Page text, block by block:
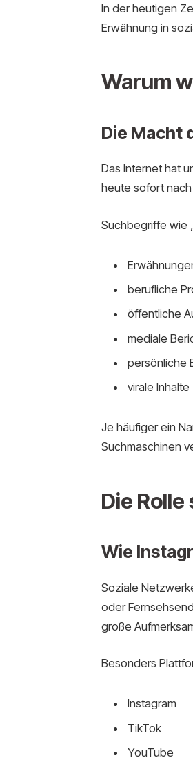
In der heutigen
Erwähnung in
Warum
Die Macht
Das Internet hat
heute sofort
Suchbegriffe wie
berufliche
öffentliche
mediale
persönliche
virale Inhalte
Je häufiger ein
Suchmaschinen
Die
Wie
Soziale
oder
große
Besonders
Instagram
TikTok
YouTube